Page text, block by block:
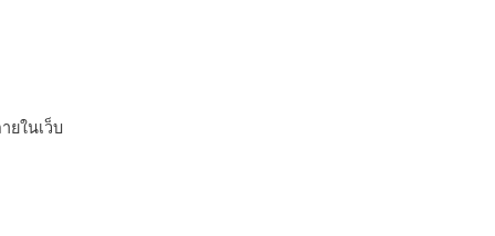
ยในเว็บ